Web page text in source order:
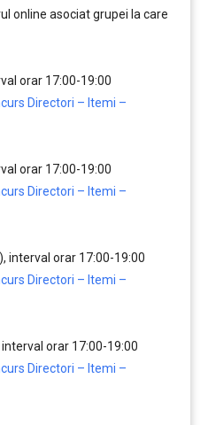
online asociat grupei la care
orar 17:00-19:00
Directori – Itemi –
orar 17:00-19:00
Directori – Itemi –
interval orar 17:00-19:00
Directori – Itemi –
orar 17:00-19:00
Directori – Itemi –